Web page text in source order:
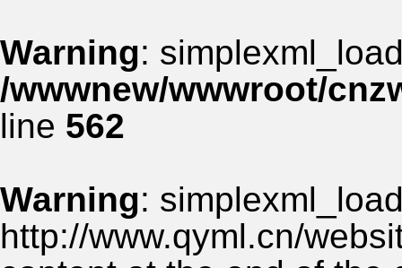
Warning:
/wwwnew/wwwroot/
line 562
Warning:
http://www.qyml.cn/